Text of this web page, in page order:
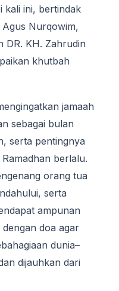
kali ini, bertindak
Agus Nurqowim,
DR. KH. Zahrudin
khutbah
jamaah
sebagai bulan
serta pentingnya
berlalu.
orang tua
serta
ampunan
doa agar
dunia–
dijauhkan dari